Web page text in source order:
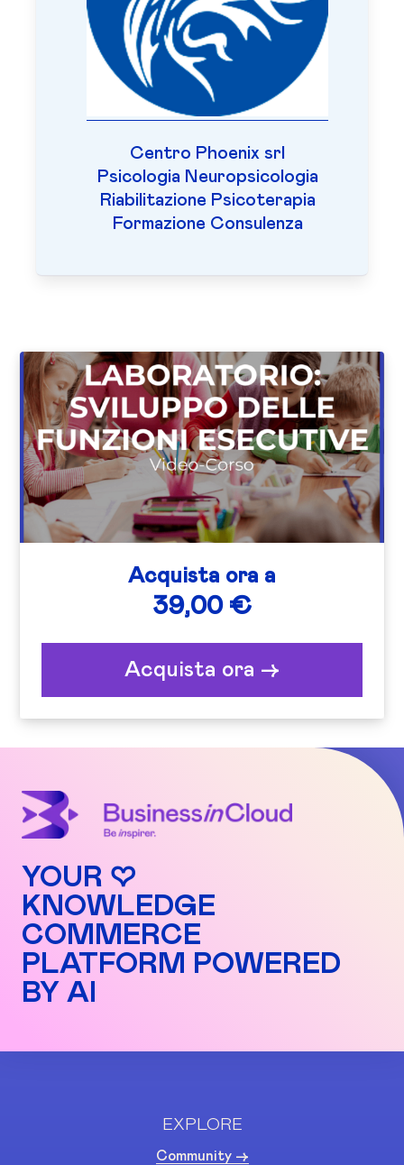
Centro Phoenix srl
Psicologia Neuropsicologia
Riabilitazione Psicoterapia
Formazione Consulenza
Acquista ora a
39,00 €
Acquista ora ->
YOUR ♡
KNOWLEDGE
COMMERCE
PLATFORM POWERED
BY AI
EXPLORE
Community ->